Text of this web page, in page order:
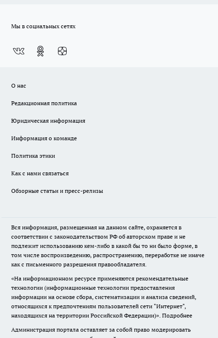
Мы в социальных сетях
О нас
Редакционная политика
Юридическая информация
Информация о команде
Политика этики
Как с нами связаться
Обзорные статьи и пресс-релизы
Вся информация, размещенная на данном сайте, охраняется в
соответствии с законодательством РФ об авторском праве и не
подлежит использованию кем-либо в какой бы то ни было форме, в
том числе воспроизведению, распространению, переработке не иначе
как с письменного разрешения правообладателя.
«На информационном ресурсе применяются рекомендательные
технологии (информационные технологии предоставления
информации на основе сбора, систематизации и анализа сведений,
относящихся к предпочтениям пользователей сети "Интернет",
находящихся на территории Российской Федерации)». Подробнее
Администрация портала оставляет за собой право модерировать